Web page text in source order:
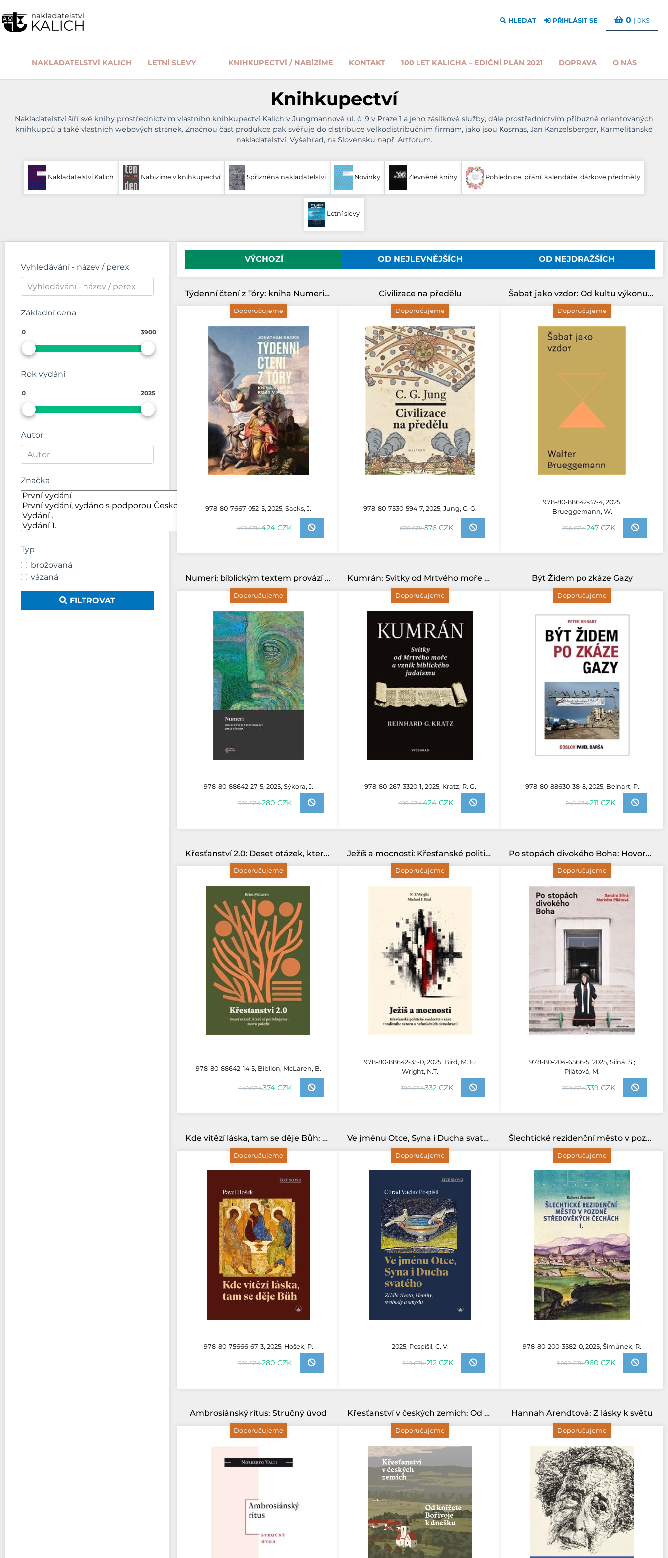
NAKLADATELSTVÍ KALICH LETNÍ SLEVY KNIHKUPECTVÍ / NABÍZÍME KONTAKT 100 LET KALICHA – EDIČNÍ PLÁN 2021 DOPRAVA O NÁS
HLEDAT PŘIHLÁSIT SE 0 | 0KS
Knihkupectví
Nakladatelství šíří své knihy prostřednictvím vlastního knihkupectví Kalich v Jungmannově ul. č. 9 v Praze 1 a jeho zásilkové služby, dále prostřednictvím příbuzně orientovaných
knihkupců a také vlastních webových stránek. Značnou část produkce pak svěřuje do distribuce velkodistribučním firmám, jako jsou Kosmas, Jan Kanzelsberger, Karmelitánské
nakladatelství, Vyšehrad, na Slovensku např. Artforum.
Nakladatelství Kalich Nabízíme v knihkupectví Spřízněná nakladatelství Novinky Zlevněné knihy Pohlednice, přání, kalendáře, dárkové předměty
Letní slevy
Vyhledávání - název / perex
Základní cena
0 3900
Rok vydání
0 2025
Autor
Značka
Typ
brožovaná
vázaná
FILTROVAT
VÝCHOZÍ OD NEJLEVNĚJŠÍCH OD NEJDRAŽŠÍCH
Doporučujeme
Týdenní čtení z Tóry: kniha Numeri, roky v poušti
978-80-7667-052-5, 2025, Sacks, J.
499 CZK424 CZK
Doporučujeme
Civilizace na předělu
978-80-7530-594-7, 2025, Jung, C. G.
678 CZK576 CZK
Doporučujeme
Šabat jako vzdor: Od kultu výkonu ke svobodě svatého odpočinku/Biblion/
978-80-88642-37-4, 2025,
Brueggemann, W.
290 CZK247 CZK
Doporučujeme
Numeri: biblickým textem provází Josef Sýkora/Biblion/
978-80-88642-27-5, 2025, Sýkora, J.
329 CZK280 CZK
Doporučujeme
Kumrán: Svitky od Mrtvého moře a vznik biblického judaismu
978-80-267-3320-1, 2025, Kratz, R. G.
499 CZK424 CZK
Doporučujeme
Být Židem po zkáze Gazy
978-80-88630-38-8, 2025, Beinart, P.
248 CZK211 CZK
Doporučujeme
Křesťanství 2.0: Deset otázek, které si potřebujeme znovu položit
978-80-88642-14-5, Biblion, McLaren, B.
440 CZK374 CZK
Doporučujeme
Ježíš a mocnosti: Křesťanské politické svědectví v čase totalitního teroru a nefunkčních demokracií
978-80-88642-35-0, 2025, Bird, M. F.;
Wright, N.T.
390 CZK332 CZK
Doporučujeme
Po stopách divokého Boha: Hovory o lásce, Bohu i pivu
978-80-204-6566-5, 2025, Silná, S.;
Pilátová, M.
399 CZK339 CZK
Doporučujeme
Kde vítězí láska, tam se děje Bůh: Nedělní texty
978-80-75666-67-3, 2025, Hošek, P.
329 CZK280 CZK
Doporučujeme
Ve jménu Otce, Syna i Ducha svatého-Zřídla života, identity, svobody a smyslu
2025, Pospíšil, C. V.
249 CZK212 CZK
Doporučujeme
Šlechtické rezidenční město v pozdně středověkých Čechách
978-80-200-3582-0, 2025, Šimůnek, R.
1 200 CZK960 CZK
Doporučujeme
Ambrosiánský ritus: Stručný úvod
Doporučujeme
Křesťanství v českých zemích: Od knížete Bořivoje k dnešku
Doporučujeme
Hannah Arendtová: Z lásky k světu